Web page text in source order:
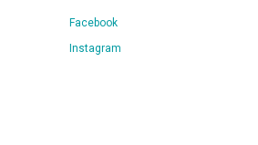
Facebook
Instagram